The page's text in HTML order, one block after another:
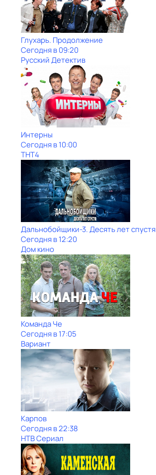
Глухарь. Продолжение
Сегодня в 09:20
Русский Детектив
Интерны
Сегодня в 10:00
ТНТ4
Дальнобойщики-3. Десять лет спустя
Сегодня в 12:20
Дом кино
Команда Че
Сегодня в 17:05
Вариант
Карпов
Сегодня в 22:38
НТВ Сериал